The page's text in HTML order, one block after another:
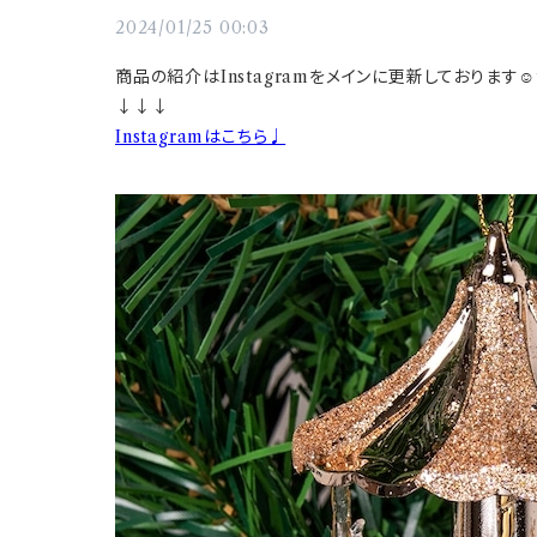
2024/01/25 00:03
商品の紹介はInstagramをメインに更新しております
↓↓↓
Instagramはこちら♩